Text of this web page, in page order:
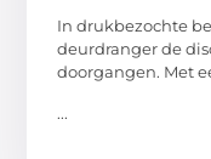
In drukbezochte
deurdranger de
doorgangen. Met
...